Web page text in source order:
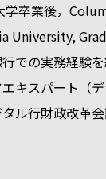
学卒業後，
University,
での実務経験
キスパート（
ル行財政改革